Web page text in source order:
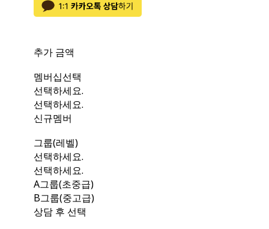
추가 금액
멤버십선택
선택하세요.
선택하세요.
신규멤버
그룹(레벨)
선택하세요.
선택하세요.
A그룹(초중급)
B그룹(중고급)
상담 후 선택